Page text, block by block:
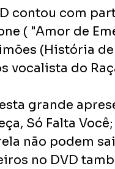
contou com
( "Amor de
(História
vocalista do
grande
Só Falta
não podem
no DVD